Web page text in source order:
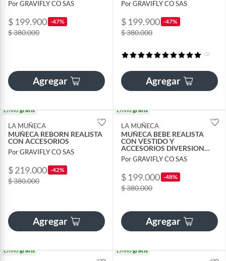
Por GRAVIFLY CO SAS
$ 199.900 -47%
$ 380.000
Agregar
Por GRAVIFLY CO SAS
$ 199.900 -47%
$ 380.000
(2)
Agregar
Envíogratis
LA MUÑECA
MUÑECA REBORN REALISTA
CON ACCESORIOS
Por GRAVIFLY CO SAS
$ 219.000 -42%
$ 380.000
Agregar
Envíogratis
LA MUÑECA
MUÑECA BEBE REALISTA
CON VESTIDO Y
ACCESORIOS DIVERSION
INFINITA REGALO NIÑAS
Por GRAVIFLY CO SAS
$ 199.000 -48%
$ 380.000
Agregar
Envíogratis Envíogratis